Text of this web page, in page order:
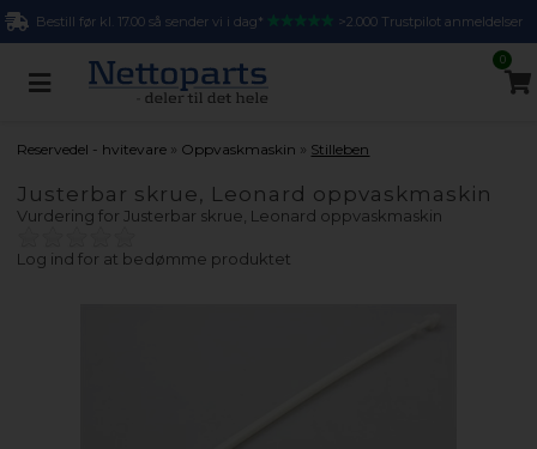
Bestill før kl. 17.00 så sender vi i dag* >2.000 Trustpilot anmeldelser
0
Reservedel - hvitevare » Oppvaskmaskin » Stilleben
Justerbar skrue, Leonard oppvaskmaskin
Vurdering for Justerbar skrue, Leonard oppvaskmaskin
Log ind for at bedømme produktet